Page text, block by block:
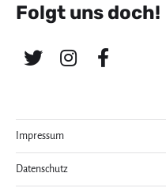
Folgt uns doch!
Impressum
Datenschutz